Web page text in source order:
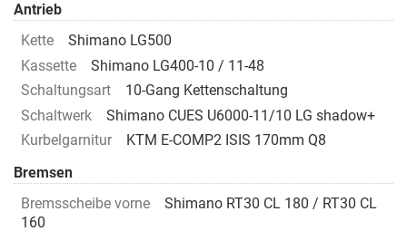
Antrieb
Kette
Shimano LG500
Kassette
Shimano LG400-10 / 11-48
Schaltungsart
10-Gang Kettenschaltung
Schaltwerk
Shimano CUES U6000-11/10 LG shadow+
Kurbelgarnitur
KTM E-COMP2 ISIS 170mm Q8
Bremsen
Bremsscheibe vorne
Shimano RT30 CL 180 / RT30 CL
160